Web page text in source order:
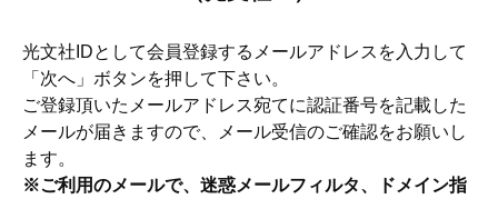
光文社IDとして会員登録するメールアドレスを入力して
「次へ」ボタンを押して下さい。
ご登録頂いたメールアドレス宛てに認証番号を記載した
メールが届きますので、メール受信のご確認をお願いし
ます。
※ご利用のメールで、迷惑メールフィルタ、ドメイン指